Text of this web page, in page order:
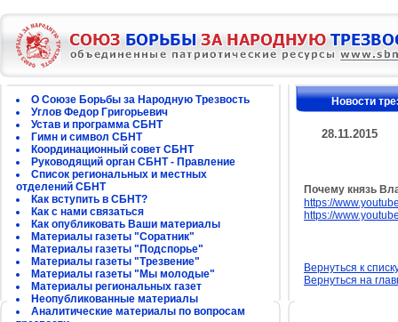
О Союзе Борьбы за Народную Трезвость
Углов Федор Григорьевич
Устав и программа СБНТ
Гимн и символ СБНТ
Координационный совет СБНТ
Руководящий орган СБНТ - Правление
Список региональных и местных
отделений СБНТ
Как вступить в СБНТ?
Как с нами связаться
Как опубликовать Ваши материалы
Материалы газеты "Соратник"
Материалы газеты "Подспорье"
Материалы газеты "Трезвение"
Материалы газеты "Мы молодые"
Материалы региональных газет
Неопубликованные материалы
Аналитические материалы по вопросам
Новости
28.11.2015
Почему князь
https://
https://
Вернуться к
Вернуться на